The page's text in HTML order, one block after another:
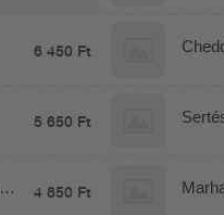
6 450 Ft
5 650 Ft
4 850 Ft